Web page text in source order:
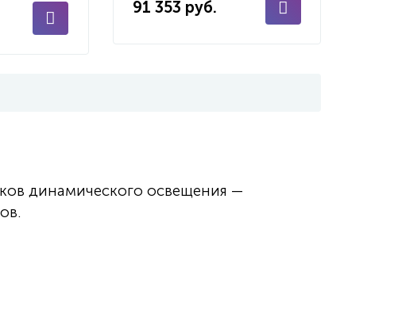
91 353 руб.
динамического освещения —